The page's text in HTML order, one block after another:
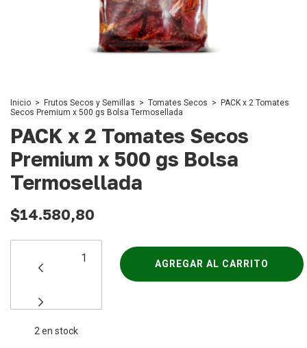
Inicio > Frutos Secos y Semillas > Tomates Secos >
PACK x 2 Tomates
Secos Premium x 500 gs Bolsa Termosellada
PACK x 2 Tomates Secos
Premium x 500 gs Bolsa
Termosellada
$14.580,80
2 en stock